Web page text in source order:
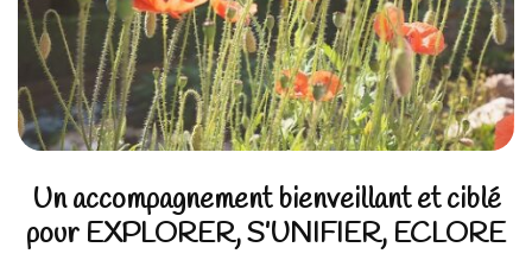
Un accompagnement bienveillant et ciblé
pour EXPLORER, S’UNIFIER, ECLORE